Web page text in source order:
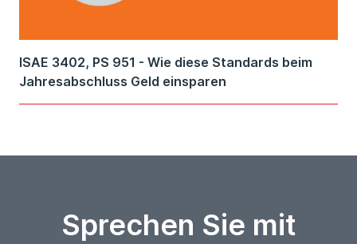
ISAE 3402, PS 951 - Wie diese Standards beim
Jahresabschluss Geld einsparen
Sprechen Sie mit